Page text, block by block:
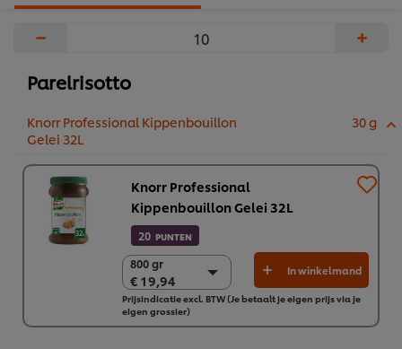
− +
Parelrisotto
Knorr Professional Kippenbouillon
Gelei 32L
30 g
Knorr Professional
Kippenbouillon Gelei 32L
20 PUNTEN
800 gr
€ 19,94
800 gr
€ 19,94
2 x 800 gr
€ 39,87
In winkelmand
Prijsindicatie excl. BTW (Je betaalt je eigen prijs via je
eigen grossier)